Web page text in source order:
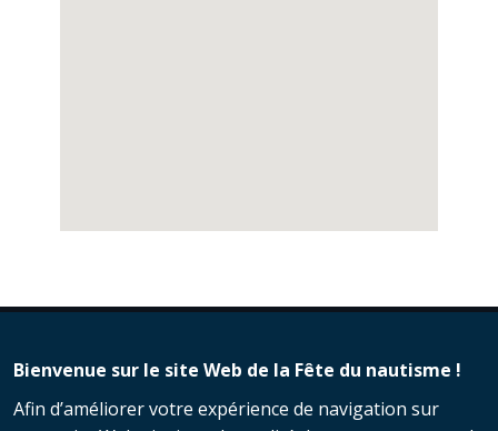
Bienvenue sur le site Web de la Fête du nautisme !
Afin d’améliorer votre expérience de navigation sur